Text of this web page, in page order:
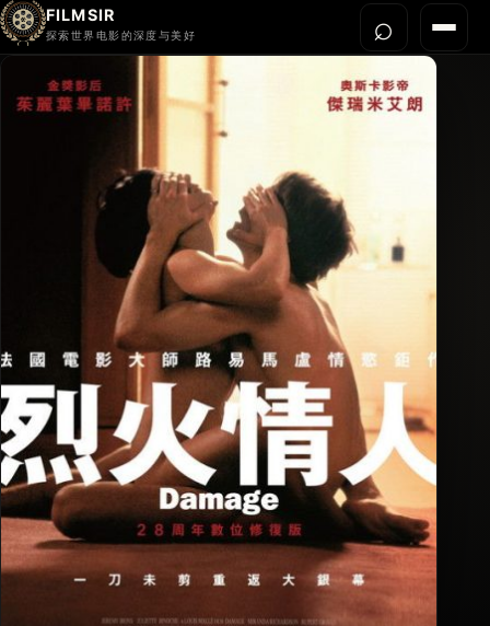
FILMSIR
探索世界电影的深度与美好 菜单
首页
⌕打开